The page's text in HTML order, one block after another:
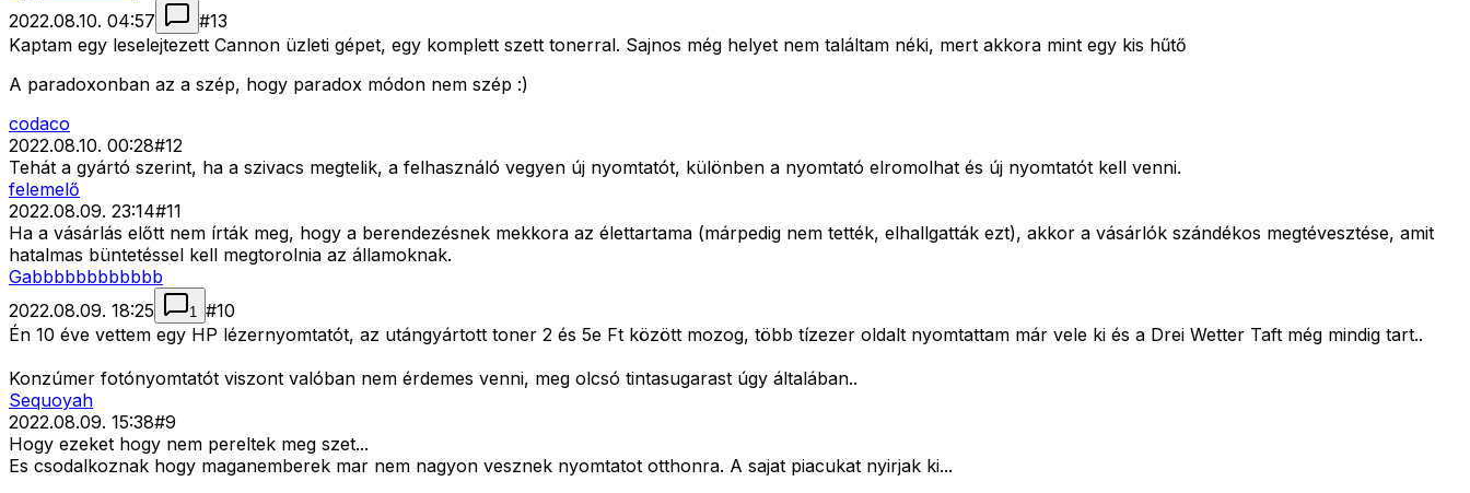
2022.08.10. 04:57
#13
Kaptam egy leselejtezett Cannon üzleti gépet, egy komplett szett tonerral. Sajnos még helyet nem találtam néki, mert akkora mint egy kis hűtő
A paradoxonban az a szép, hogy paradox módon nem szép :)
codaco
2022.08.10. 00:28#12
Tehát a gyártó szerint, ha a szivacs megtelik, a felhasználó vegyen új nyomtatót, különben a nyomtató elromolhat és új nyomtatót kell venni.
felemelő
2022.08.09. 23:14#11
Ha a vásárlás előtt nem írták meg, hogy a berendezésnek mekkora az élettartama (márpedig nem tették, elhallgatták ezt), akkor a vásárlók szándékos megtévesztése, amit
hatalmas büntetéssel kell megtorolnia az államoknak.
Gabbbbbbbbbbbb
2022.08.09. 18:25
1 #10
Én 10 éve vettem egy HP lézernyomtatót, az utángyártott toner 2 és 5e Ft között mozog, több tízezer oldalt nyomtattam már vele ki és a Drei Wetter Taft még mindig tart..
Konzúmer fotónyomtatót viszont valóban nem érdemes venni, meg olcsó tintasugarast úgy általában..
Sequoyah
2022.08.09. 15:38#9
Hogy ezeket hogy nem pereltek meg szet...
Es csodalkoznak hogy maganemberek mar nem nagyon vesznek nyomtatot otthonra. A sajat piacukat nyirjak ki...